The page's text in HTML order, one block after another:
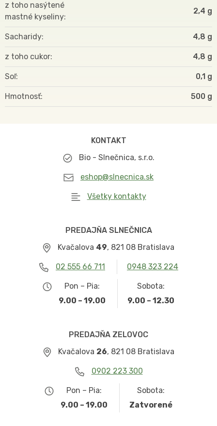
z toho nasýtené
mastné kyseliny
2,4 g
Sacharidy 4,8 g
z toho cukor 4,8 g
Soľ 0,1 g
Hmotnosť 500
KONTAKT
Bio - Slnečnica, s.r.o.
eshop@slnecnica.sk
Všetky kontakty
PREDAJŇA SLNEČNICA
Kvačalova 49, 821 08 Bratislava
02 555 66 711 0948 323 224
Pon – Pia:
9.00 – 19.00
Sobota:
9.00 – 12.30
PREDAJŇA ZELOVOC
Kvačalova 26, 821 08 Bratislava
0902 223 300
Pon – Pia:
9.00 – 19.00
Sobota:
Zatvorené